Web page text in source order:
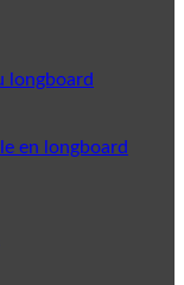
longboard
en longboard